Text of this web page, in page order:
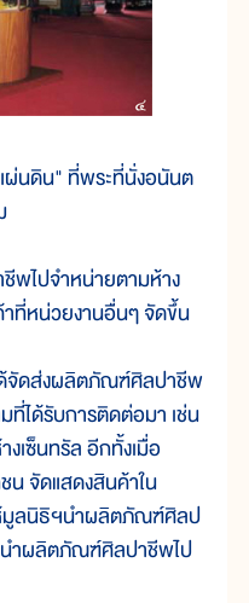
ผ่นดิน" ที่พระที่นั่งอนันต
ปจำหน่ายตามห้าง
ที่หน่วยงานอื่นๆ จัดขึ้น
ดส่งผลิตภัณฑ์ศิลปาชีพ
ที่ได้รับการติดต่อมา เช่น
เซ็นทรัล อีกทั้งเมื่อ
น จัดแสดงสินค้าใน
มูลนิธิฯนำผลิตภัณฑ์ศิลป
ำผลิตภัณฑ์ศิลปาชีพไป